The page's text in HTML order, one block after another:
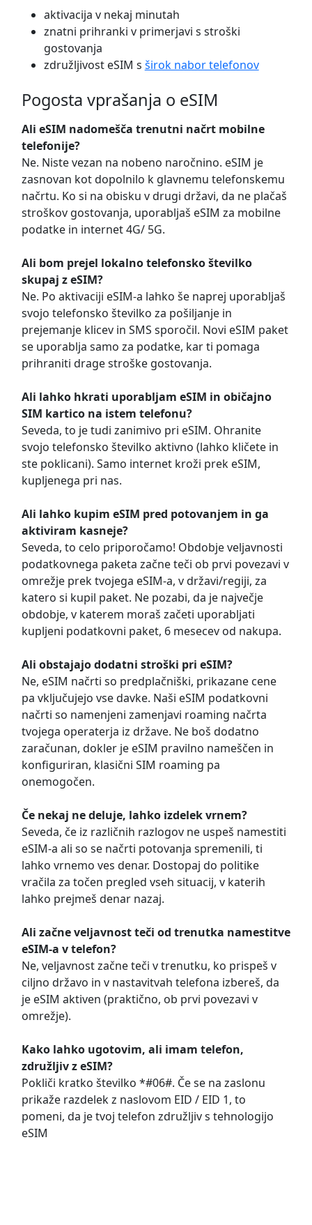
aktivacija v nekaj minutah
znatni prihranki v primerjavi s stroški
gostovanja
združljivost eSIM s širok nabor telefonov
Pogosta vprašanja o eSIM
Ali eSIM nadomešča trenutni načrt mobilne
telefonije?
Ne. Niste vezan na nobeno naročnino. eSIM je
zasnovan kot dopolnilo k glavnemu telefonskemu
načrtu. Ko si na obisku v drugi državi, da ne plačaš
stroškov gostovanja, uporabljaš eSIM za mobilne
podatke in internet 4G/ 5G.
Ali bom prejel lokalno telefonsko številko
skupaj z eSIM?
Ne. Po aktivaciji eSIM-a lahko še naprej uporabljaš
svojo telefonsko številko za pošiljanje in
prejemanje klicev in SMS sporočil. Novi eSIM paket
se uporablja samo za podatke, kar ti pomaga
prihraniti drage stroške gostovanja.
Ali lahko hkrati uporabljam eSIM in običajno
SIM kartico na istem telefonu?
Seveda, to je tudi zanimivo pri eSIM. Ohranite
svojo telefonsko številko aktivno (lahko kličete in
ste poklicani). Samo internet kroži prek eSIM,
kupljenega pri nas.
Ali lahko kupim eSIM pred potovanjem in ga
aktiviram kasneje?
Seveda, to celo priporočamo! Obdobje veljavnosti
podatkovnega paketa začne teči ob prvi povezavi v
omrežje prek tvojega eSIM-a, v državi/regiji, za
katero si kupil paket. Ne pozabi, da je največje
obdobje, v katerem moraš začeti uporabljati
kupljeni podatkovni paket, 6 mesecev od nakupa.
Ali obstajajo dodatni stroški pri eSIM?
Ne, eSIM načrti so predplačniški, prikazane cene
pa vključujejo vse davke. Naši eSIM podatkovni
načrti so namenjeni zamenjavi roaming načrta
tvojega operaterja iz države. Ne boš dodatno
zaračunan, dokler je eSIM pravilno nameščen in
konfiguriran, klasični SIM roaming pa
onemogočen.
Če nekaj ne deluje, lahko izdelek vrnem?
Seveda, če iz različnih razlogov ne uspeš namestiti
eSIM-a ali so se načrti potovanja spremenili, ti
lahko vrnemo ves denar. Dostopaj do politike
vračila za točen pregled vseh situacij, v katerih
lahko prejmeš denar nazaj.
Ali začne veljavnost teči od trenutka namestitve
eSIM-a v telefon?
Ne, veljavnost začne teči v trenutku, ko prispeš v
ciljno državo in v nastavitvah telefona izbereš, da
je eSIM aktiven (praktično, ob prvi povezavi v
omrežje).
Kako lahko ugotovim, ali imam telefon,
združljiv z eSIM?
Pokliči kratko številko *#06#. Če se na zaslonu
prikaže razdelek z naslovom EID / EID 1, to
pomeni, da je tvoj telefon združljiv s tehnologijo
eSIM